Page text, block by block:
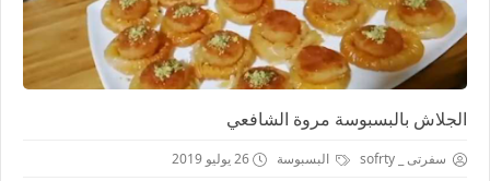
الجلاش بالبسبوسة مروة الشافعي
سفرتى _ sofrty البسبوسة
26 يوليو 2019